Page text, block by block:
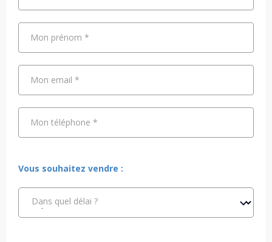
Mon prénom *
Mon email *
Mon téléphone *
Vous souhaitez vendre :
Dans quel délai ?